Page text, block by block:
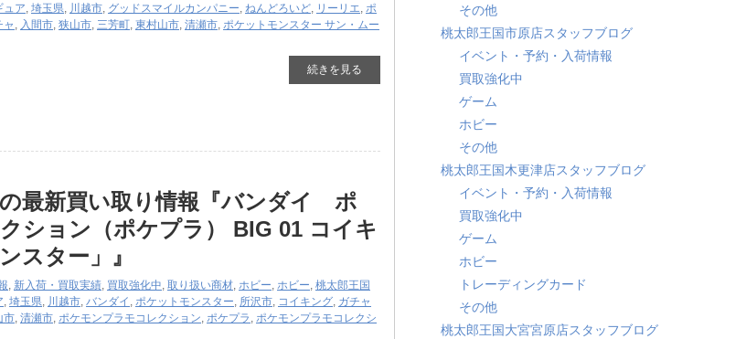
ュア 埼玉県 川越市 グッドスマイルカンパニー ねんどろいど リーリエ ポ
ャ 入間市 狭山市 三芳町 東村山市 清瀬市 ポケットモンスター サン・ムー
続きを見る
最新買い取り情報『バンダイ ポ
ション（ポケプラ） BIG 01 コイキ
スター」』
, 新入荷・買取実績, 買取強化中, 取り扱い商材, ホビー, ホビー, 桃太郎王国
, 埼玉県, 川越市, バンダイ , ポケットモンスター, 所沢市, コイキング, ガチャ
市, 清瀬市, ポケモンプラモコレクション, ポケプラ , ポケモンプラモコレクシ
その他
桃太郎王国市原店スタッフブログ
イベント・予約・入荷情報
買取強化中
ゲーム
ホビー
その他
桃太郎王国木更津店スタッフブログ
イベント・予約・入荷情報
買取強化中
ゲーム
ホビー
トレーディングカード
その他
桃太郎王国大宮宮原店スタッフブログ